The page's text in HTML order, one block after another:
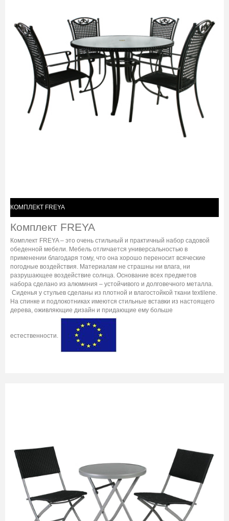
КОМПЛЕКТ FREYA
Комплект FREYA
Комплект FREYA – это очень стильный и практичный набор садовой
обеденной мебели. Мебель отличается универсальностью в
применении благодаря тому, что она хорошо переносит всяческие
погодные воздействия. Материалам не страшны ни влага, ни
разрушающее воздействие солнца. Основание всех предметов
набора сделано из алюминия – устойчивого и долговечного металла.
Сиденья у стульев сделаны из плотной и влагостойкой ткани textilene.
На спинке и подлокотниках имеются стильные вставки из настоящего
дерева, оживляющие дизайн и придающие ему больше
естественности.